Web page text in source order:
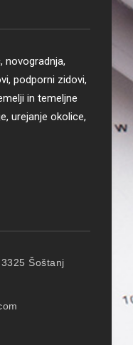
novogradnja,
podporni zidovi,
in temeljne
urejanje okolice,
Šoštanj